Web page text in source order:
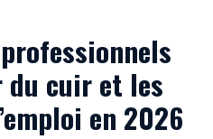
du cuir et les
en 2026